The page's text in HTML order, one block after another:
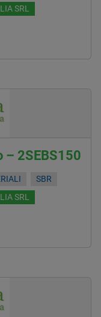
SRL
– 2SEBS150
SBR
SRL